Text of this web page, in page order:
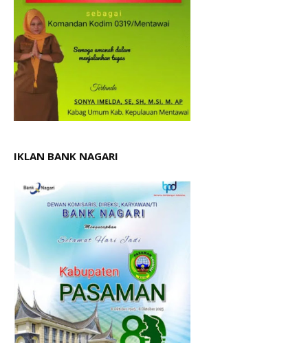
IKLAN BANK NAGARI